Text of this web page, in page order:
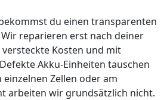
du einen transparenten
reparieren erst nach deiner
Kosten und mit
Akku-Einheiten tauschen
Zellen oder am
arbeiten wir grundsätzlich nicht.